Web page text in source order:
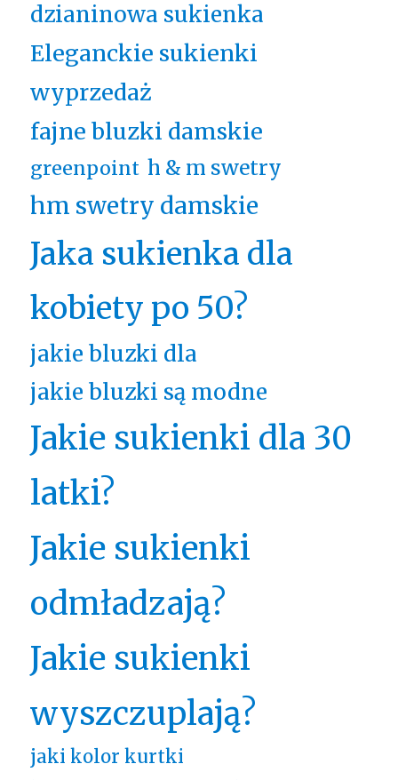
dzianinowa sukienka
Eleganckie sukienki
wyprzedaż
fajne bluzki damskie
greenpoint h & m swetry
hm swetry damskie
Jaka sukienka dla
kobiety po 50?
jakie bluzki dla
jakie bluzki są modne
Jakie sukienki dla 30
latki?
Jakie sukienki
odmładzają?
Jakie sukienki
wyszczuplają?
jaki kolor kurtki